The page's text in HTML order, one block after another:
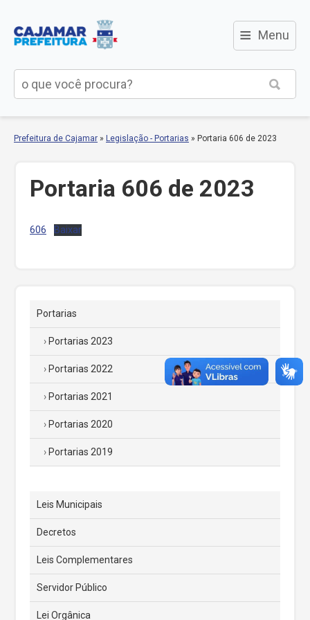
≡ Menu
Prefeitura de Cajamar » Legislação - Portarias » Portaria 606 de 2023
Portaria 606 de 2023
606 Baixar
Portarias
Portarias 2023
Portarias 2022
Portarias 2021
Portarias 2020
Portarias 2019
Leis Municipais
Decretos
Leis Complementares
Servidor Público
Lei Orgânica